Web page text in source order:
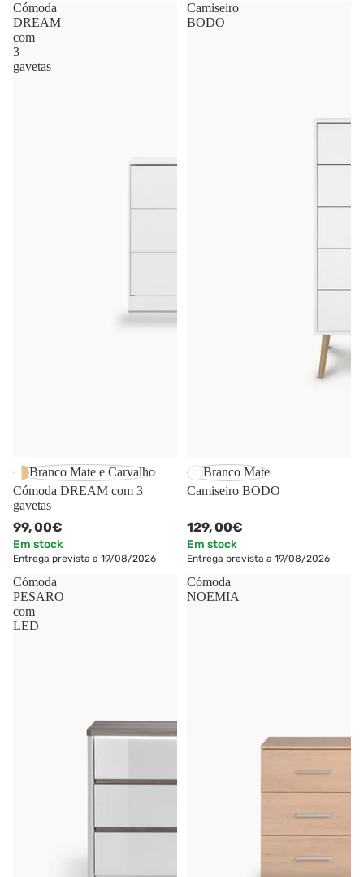
Cómoda
DREAM
com
3
gavetas
Branco Mate e Carvalho
Cómoda DREAM com 3
gavetas
99,00€
Em stock
Entrega prevista a 19/08/2026
Camiseiro
BODO
Branco Mate
Camiseiro BODO
129,00€
Em stock
Entrega prevista a 19/08/2026
Cómoda
PESARO
com
LED
Cómoda
NOEMIA